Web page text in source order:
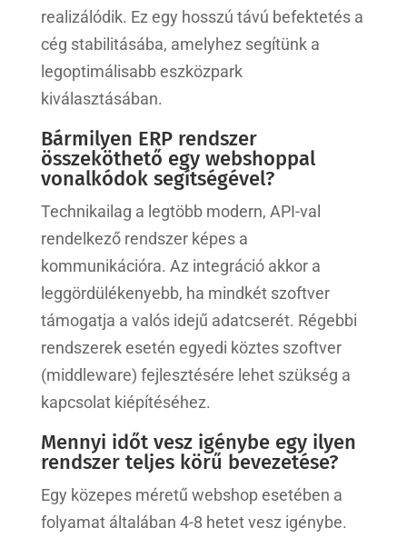
realizálódik. Ez egy hosszú távú befektetés a
cég stabilitásába, amelyhez segítünk a
legoptimálisabb eszközpark
kiválasztásában.
Bármilyen ERP rendszer
összeköthető egy webshoppal
vonalkódok segítségével?
Technikailag a legtöbb modern, API-val
rendelkező rendszer képes a
kommunikációra. Az integráció akkor a
leggördülékenyebb, ha mindkét szoftver
támogatja a valós idejű adatcserét. Régebbi
rendszerek esetén egyedi köztes szoftver
(middleware) fejlesztésére lehet szükség a
kapcsolat kiépítéséhez.
Mennyi időt vesz igénybe egy ilyen
rendszer teljes körű bevezetése?
Egy közepes méretű webshop esetében a
folyamat általában 4-8 hetet vesz igénybe.